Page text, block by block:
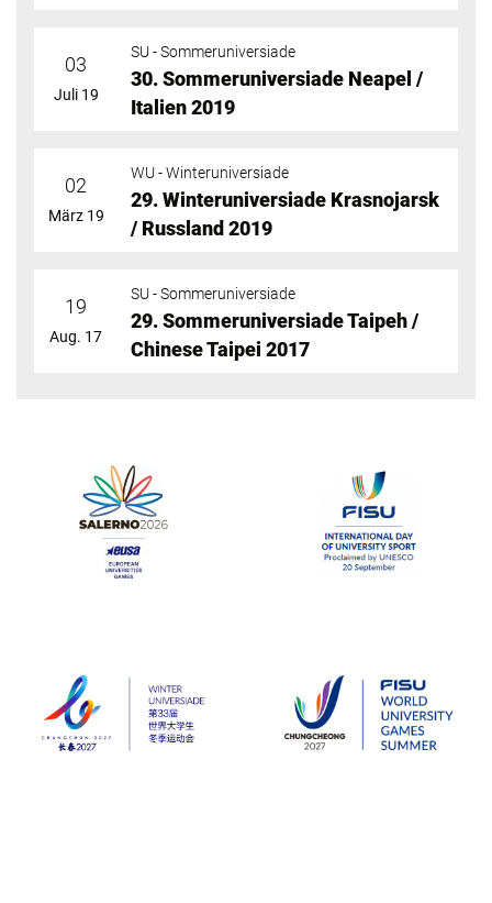
03
Juli 19
SU - Sommeruniversiade
30. Sommeruniversiade Neapel /
Italien 2019
02
März 19
WU - Winteruniversiade
29. Winteruniversiade Krasnojarsk
/ Russland 2019
19
Aug. 17
SU - Sommeruniversiade
29. Sommeruniversiade Taipeh /
Chinese Taipei 2017